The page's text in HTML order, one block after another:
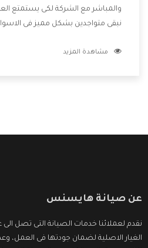
والمباشر مع الشركة لكى يستمتع
نبقى متواجدين بشكل مميز فى
الشركة بها والتى تكون منها خدمة
مشاهدة المزيد
عن صيانة هايسنس
نقدم لعملائنا خدمات الصيانة التى تصل
الغيار الاصلية لضمان جودتها فى العمل،